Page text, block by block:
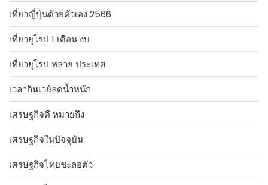
เที่ยวญี่ปุ่นด้วยตัวเอง 2566
เที่ยวยุโรป 1 เดือน งบ
เที่ยวยุโรป หลาย ประเทศ
เวลากินเวย์ลดน้ำหนัก
เศรษฐกิจดี หมายถึง
เศรษฐกิจในปัจจุบัน
เศรษฐกิจไทยชะลอตัว